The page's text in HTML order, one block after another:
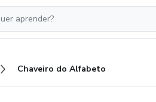
Chaveiro do Alfabeto